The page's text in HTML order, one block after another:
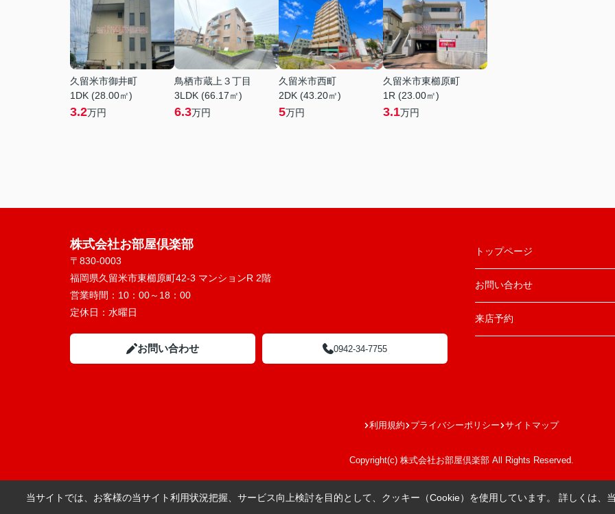
久留米市御井町
1DK (28.00㎡)
3.2万円
鳥栖市蔵上３丁目
3LDK (66.17㎡)
6.3万円
久留米市西町
2DK (43.20㎡)
5万円
久留米市東櫛原町
1R (23.00㎡)
3.1万円
株式会社お部屋倶楽部
〒830-0003
福岡県久留米市東櫛原町42-3 マンションR 2階
営業時間： 10：00～18：00
定休日： 水曜日
お問い合わせ 0942-34-7755
トップページ
お問い合わせ
来店予約
利用規約 プライバシーポリシー サイトマップ
Copyright(c) 株式会社お部屋倶楽部 All Rights Reserved.
当サイトでは、お客様の当サイト利用状況把握、サービス向上検討を目的として、クッキー（Cookie）を使用しています。 詳しくは、